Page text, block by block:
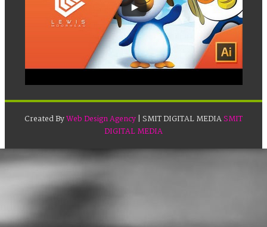
Created ByWeb Design Agency| SMIT DIGITAL MEDIASMIT
DIGITAL MEDIA